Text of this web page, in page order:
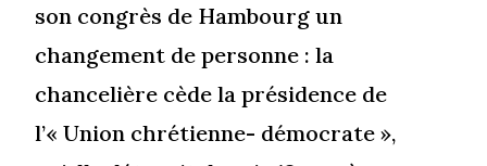
son congrès de Hambourg un
changement de personne : la
chancelière cède la présidence de
l’« Union chrétienne- démocrate »,